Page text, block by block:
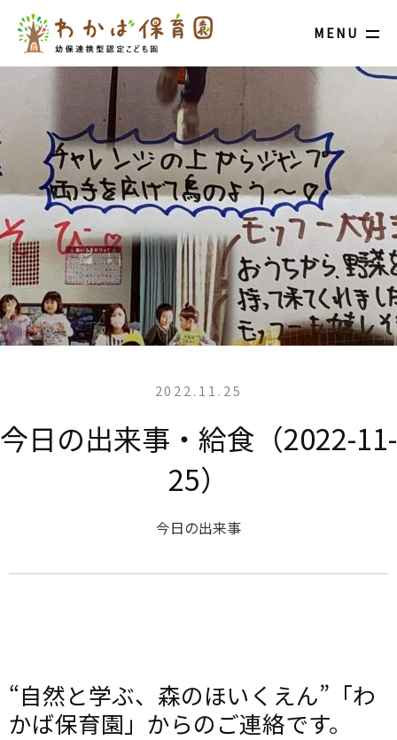
MENU
2022.11.25
今日の出来事・給食（2022-11-
25）
今日の出来事
“自然と学ぶ、森のほいくえん”「わ
かば保育園」からのご連絡です。